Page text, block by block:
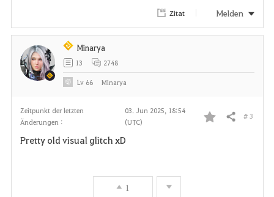
i
Zitat Melden
Zeitpunkt der letzten
Änderungen :
03. Jun 2025, 18:54
(UTC)
F
Teilen # 3
Pretty old visual glitch xD
1
Minarya
13 2748
Lv 66 Minarya